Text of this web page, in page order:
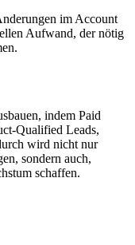
im Account
Aufwand, der nötig
indem Paid
Qualified Leads,
wird nicht nur
sondern auch,
schaffen.